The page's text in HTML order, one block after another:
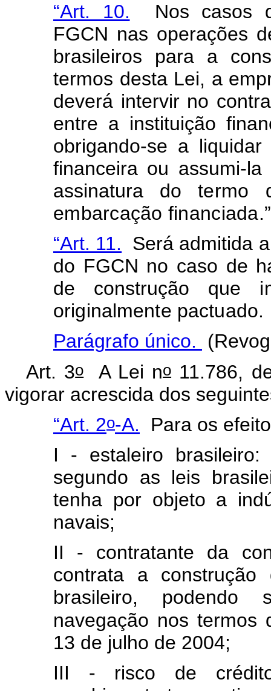
“Art. 10. Nos casos
FGCN nas operações
brasileiros para a
termos desta Lei, a
deverá intervir no
entre a instituição
obrigando-se a
financeira ou assumi-
assinatura dotermo
embarcação financiada.
“Art. 11. Será admitida
do FGCN no caso de
de construção que
originalmente pactuado.
Parágrafo único.
Art. 3oA Lei no 11.786,
vigorar acrescida dos
“Art. 2o-A.
Para os
I - estaleiro brasileiro:
segundo as leis
tenha por objeto a
navais;
II - contratante da
contrata a construção
brasileiro, podendo
navegação nos termos
13 de julho de 2004;
III - risco de